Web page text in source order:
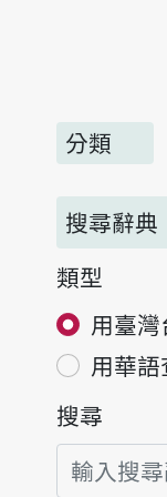
分類
搜尋辭典
類型
用臺
用華
搜尋